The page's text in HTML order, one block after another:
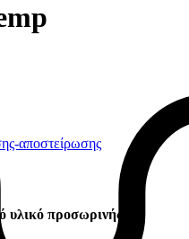
αποστείρωσης
υλικό προσωρινής